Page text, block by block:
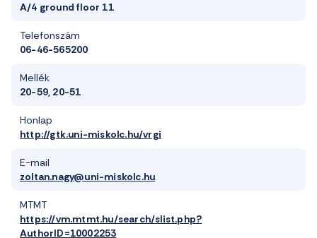
A/4 ground floor 11
Telefonszám
06-46-565200
Mellék
20-59, 20-51
Honlap
http://gtk.uni-miskolc.hu/vrgi
E-mail
zoltan.nagy@uni-miskolc.hu
MTMT
https://vm.mtmt.hu/search/slist.php?
AuthorID=10002253